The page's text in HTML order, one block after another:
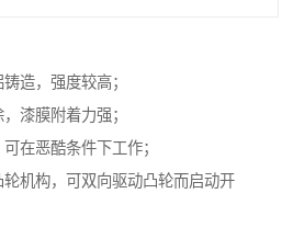
造，强度较高；
漆膜附着力强；
在恶酷条件下工作；
机构，可双向驱动凸轮而启动开